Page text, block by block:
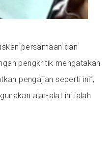
persamaan dan
pengkritik mengatakan
pengajian seperti ini”,
alat-alat ini ialah